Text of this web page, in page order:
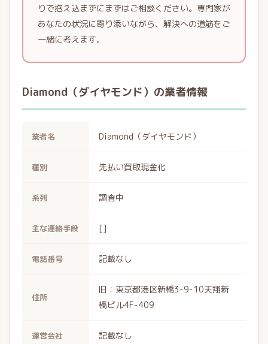
りで抱え込まずにまずはご相談ください。専門家が
あなたの状況に寄り添いながら、解決への道筋をご
一緒に考えます。
Diamond（ダイヤモンド）の業者情報
業者名 Diamond（ダイヤモンド）
種別 先払い買取現金化
系列 調査中
主な連絡手段 []
電話番号 記載なし
住所
旧：東京都港区新橋3-9-10天翔新
橋ビル4F-409
運営会社 記載なし